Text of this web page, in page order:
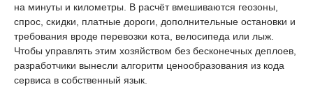
на минуты и километры. В расчёт вмешиваются геозоны,
спрос, скидки, платные дороги, дополнительные остановки и
требования вроде перевозки кота, велосипеда или лыж.
Чтобы управлять этим хозяйством без бесконечных деплоев,
разработчики вынесли алгоритм ценообразования из кода
сервиса в собственный язык.